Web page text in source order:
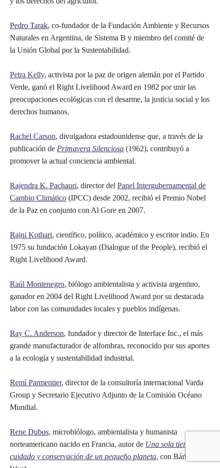
Pedro Tarak, co-fundador de la Fundación Ambiente y Recursos
Naturales en Argentina, de Sistema B y miembro del comité de
la Unión Global por la Sustentabilidad.
Petra Kelly, activista por la paz de origen alemán por el Partido
Verde, ganó el Right Livelihood Award en 1982 por unir las
preocupaciones ecológicas con el desarme, la justicia social y los
derechos humanos.
Rachel Carson, divulgadora estadounidense que, a través de la
publicación de Primavera Silenciosa (1962), contribuyó a
promover la actual conciencia ambiental.
Rajendra K. Pachauri, director del Panel Intergubernamental de
Cambio Climático (IPCC) desde 2002, recibió el Premio Nobel
de la Paz en conjunto con Al Gore en 2007.
Rajni Kothari, científico, político, académico y escritor indio. En
1975 su fundación Lokayan (Dialogue of the People), recibió el
Right Livelihood Award.
Raúl Montenegro, biólogo ambientalista y activista argentino,
ganador en 2004 del Right Livelihood Award por su destacada
labor con las comunidades locales y pueblos indígenas.
Ray C. Anderson, fundador y director de Interface Inc., el más
grande manufacturador de alfombras, reconocido por sus aportes
a la ecología y sustentabilidad industrial.
Remí Parmentier, director de la consultoría internacional Varda
Group y Secretario Ejecutivo Adjunto de la Comisión Océano
Mundial.
Rene Dubos, microbiólogo, ambientalista y humanista
norteamericano nacido en Francia, autor de Una sola tierra: el
cuidado y conservación de un pequeño planeta, con Bárbara